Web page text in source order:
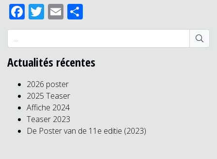
Facebook
Twitter
Email
Actualités récentes
2026 poster
2025 Teaser
Affiche 2024
Teaser 2023
De Poster van de 11e editie (2023)